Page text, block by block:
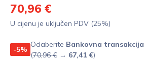
70,96 €
U cijenu je uključen PDV (25%)
-5%
Odaberite Bankovna transakcija
(70,96 € → 67,41 €)